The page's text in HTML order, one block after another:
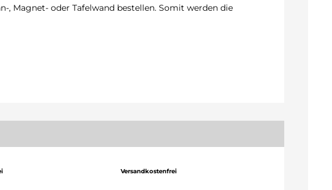
Magnet- oder Tafelwand bestellen. Somit werden die
Versandkostenfrei